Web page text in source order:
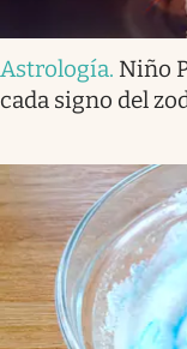
Astrología. Niño
cada signo del